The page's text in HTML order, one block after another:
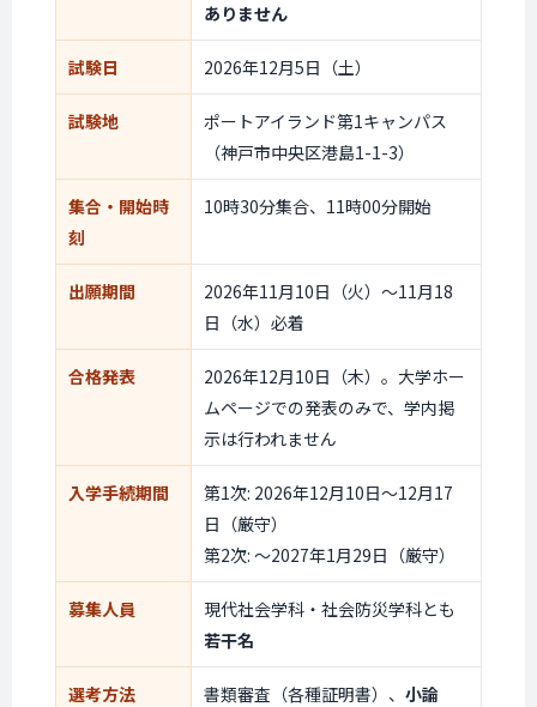
ありません
試験日 2026年12月5日（土）
試験地
ポートアイランド第1キャンパス
（神戸市中央区港島1-1-3）
集合・開始時
刻
10時30分集合、11時00分開始
出願期間
2026年11月10日（火）〜11月18
日（水）必着
合格発表
2026年12月10日（木）。大学ホー
ムページでの発表のみで、学内掲
示は行われません
入学手続期間
第1次: 2026年12月10日〜12月17
日（厳守）
第2次: 〜2027年1月29日（厳守）
募集人員
現代社会学科・社会防災学科とも
若干名
選考方法 書類審査（各種証明書）、 小論